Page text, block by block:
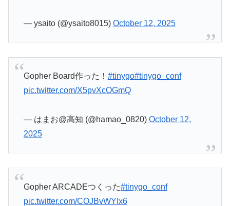
— ysaito (@ysaito8015) October 12, 2025
Gopher Board作った！ #tinygo#tinygo_conf
pic.twitter.com/X5pvXcOGmQ
— はまお@高知 (@hamao_0820) October 12,
2025
Gopher ARCADEつくった#tinygo_conf
pic.twitter.com/COJBvWYIx6